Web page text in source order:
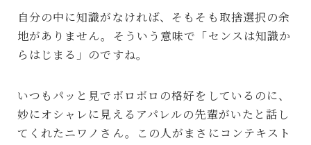
自分の中に知識がなければ、そもそも取捨選択の余
地がありません。そういう意味で「センスは知識か
らはじまる」のですね。
いつもパッと見でボロボロの格好をしているのに、
妙にオシャレに見えるアパレルの先輩がいたと話し
てくれたニワノさん。この人がまさにコンテキスト